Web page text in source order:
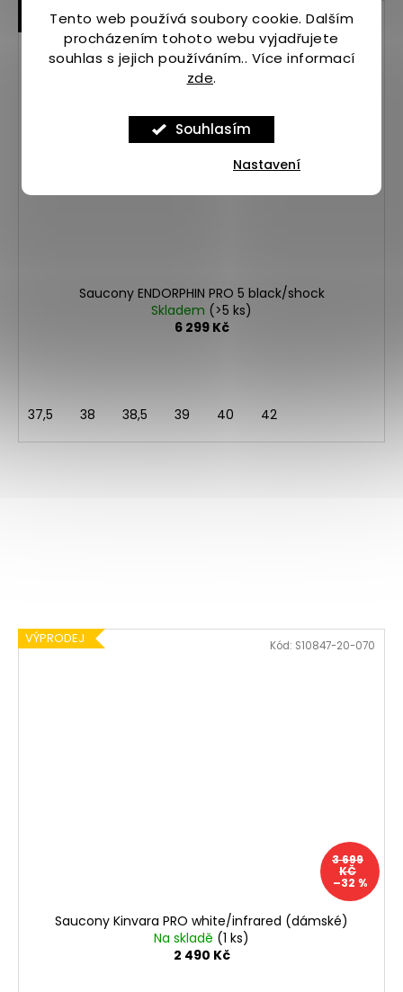
Tento web používá soubory cookie. Dalším
procházením tohoto webu vyjadřujete
souhlas s jejich používáním.. Více informací
zde.
Souhlasím
Nastavení
S KÓDEM START20 +
20% SLEVA
Saucony ENDORPHIN PRO 5 black/shock
Skladem (>5 ks)
6 299 Kč
37,5 38 38,5 39 40 42
Kód:ASP_00101671_10_1
VÝPRODEJ
3 699
KČ
–32 %
Saucony Kinvara PRO white/infrared (dámské)
Na skladě (1 ks)
2 490 Kč
Kód: S10847-20-070